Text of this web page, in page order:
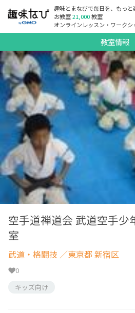
趣味とまなびで毎日を、もっと
お教室21,000教室
オンラインレッスン・ワーク
教室情報
空手道禅道会 武道空手少
室
武道・格闘技 ／東京都 新宿区
0
キッズ向け